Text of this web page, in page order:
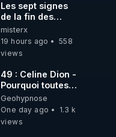
Les sept signes
de la fin des
temps selon
l’intervenant
misterx
19 hours ago
558
views
49 : Celine Dion -
Pourquoi toutes
ces rumeurs ?
Enquête sous
hypnose
Geohypnose
One day ago
1.3 k
views